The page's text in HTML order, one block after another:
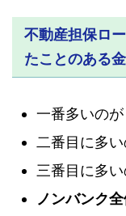
不動産担保ロ
たことのある
一番多いの
二番目に多
三番目に多
ノンバンク